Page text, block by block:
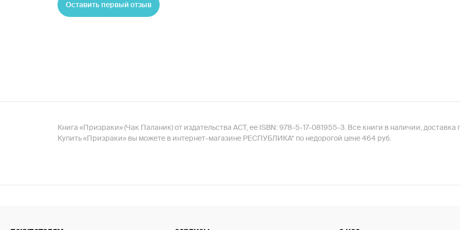
Оставить первый отзыв
Книга «Призраки» (Чак Паланик) от издательства АСТ, ее ISBN: 978-5-17-081955-3. Все книги в наличии,
Купить «Призраки» вы можете в интернет-магазине РЕСПУБЛИКА* по недорогой цене 464 руб.